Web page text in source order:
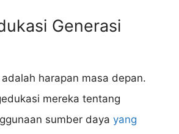
Generasi
harapan masa depan.
mereka tentang
sumber daya yang